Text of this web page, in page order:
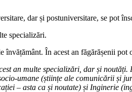
dar și postuniversitare, se pot
specializări.
În acest an făgărășenii pot
an multe specializări, dar și
umane (științe ale comunicării
– asta ca și noutate) și Inginerie